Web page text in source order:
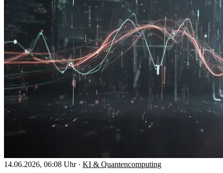
14.06.2026, 06:08 Uhr · KI & Quantencomputing